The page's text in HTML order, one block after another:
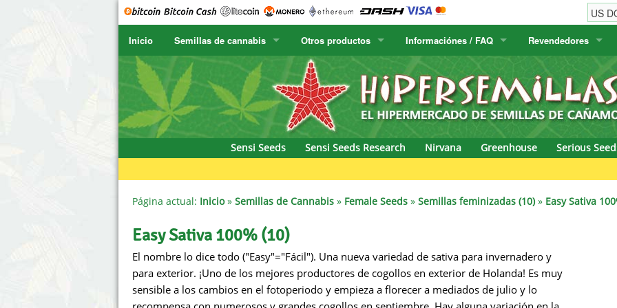
Inicio Semillas de cannabis
SENSI SEEDS
SENSI SEEDS RESEARCH
NIRVANA
SERIOUS SEEDS
SPLIFF SEEDS
Ace Seeds
Anaconda Seeds
CBD Crew
Chronic & Caviar
Delicious Seeds
Dr. Underground Seeds
Dutch Passion
Empire Seeds
Exotic Seeds
Humboldt Seed Company
Humboldt Seeds
Hyp3rids
Kannabia
krauTHCollective
La Semilla Automatica
Positronics
Prana Medical
Pyramid Seeds
Ripper Seeds
Samsara Seeds
Otros productos
Semillas de cactus
Flora Canaria
Informaciónes / FAQ
Información del pedido
Información del envío
FAQ
Revendedores
E-MAIL
CONTRASEÑA
Sensi Seeds Sensi Seeds Research Nirvana Greenhouse Serious
Página actual: Inicio» Semillas de Cannabis » Female Seeds » Semillas feminizadas (10)» Easy Sativa
Easy Sativa 100% (10)
El nombre lo dice todo ("Easy"="Fácil"). Una nueva variedad de sativa para invernadero y
para exterior. ¡Uno de los mejores productores de cogollos en exterior de Holanda! Es muy
sensible a los cambios en el fotoperiodo y empieza a florecer a mediados de julio y lo